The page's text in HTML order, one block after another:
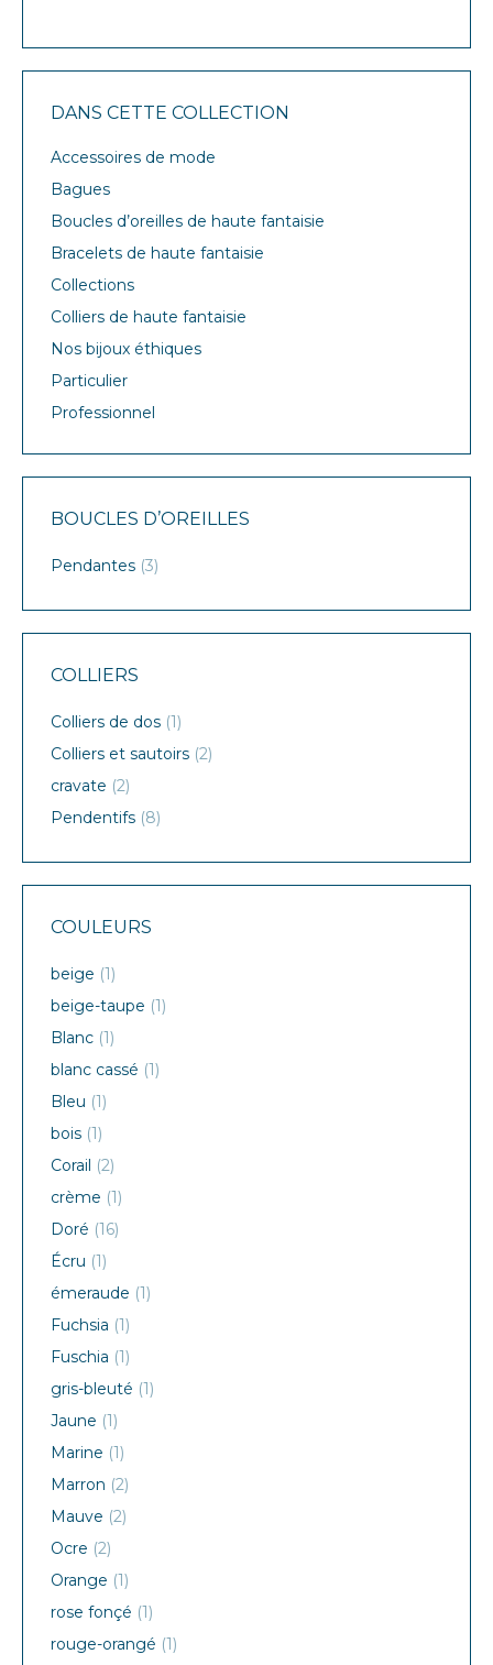
DANS CETTE COLLECTION
Accessoires de mode
Bagues
Boucles d’oreilles de haute fantaisie
Bracelets de haute fantaisie
Collections
Colliers de haute fantaisie
Nos bijoux éthiques
Particulier
Professionnel
BOUCLES D’OREILLES
Pendantes (3)
COLLIERS
Colliers de dos (1)
Colliers et sautoirs (2)
cravate (2)
Pendentifs (8)
COULEURS
beige (1)
beige-taupe (1)
Blanc (1)
blanc cassé (1)
Bleu (1)
bois (1)
Corail (2)
crème (1)
Doré (16)
Écru (1)
émeraude (1)
Fuchsia (1)
Fuschia (1)
gris-bleuté (1)
Jaune (1)
Marine (1)
Marron (2)
Mauve (2)
Ocre (2)
Orange (1)
rose fonçé (1)
rouge-orangé (1)